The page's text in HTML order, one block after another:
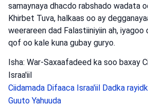
samaynaya dhacdo rabshado wadata
Khirbet Tuva, halkaas oo ay
weerareen dad Falastiiniyiin ah, iyagoo
qof oo kale kuna gubay guryo.
Isha: War-Saxaafadeed ka soo baxay
Israa'iil
Ciidamada Difaaca Israa'iil Dadka
Guuto Yahuuda